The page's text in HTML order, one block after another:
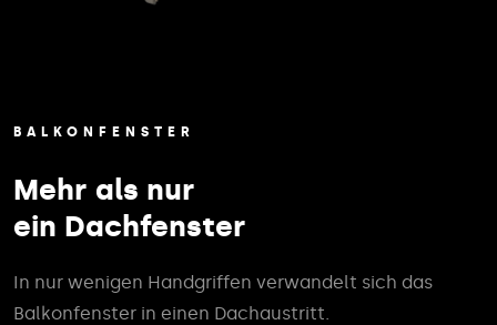
BALKONFENSTER
Mehr als nur
ein Dachfenster
In nur wenigen Handgriffen verwandelt sich das
Balkonfenster in einen Dachaustritt.